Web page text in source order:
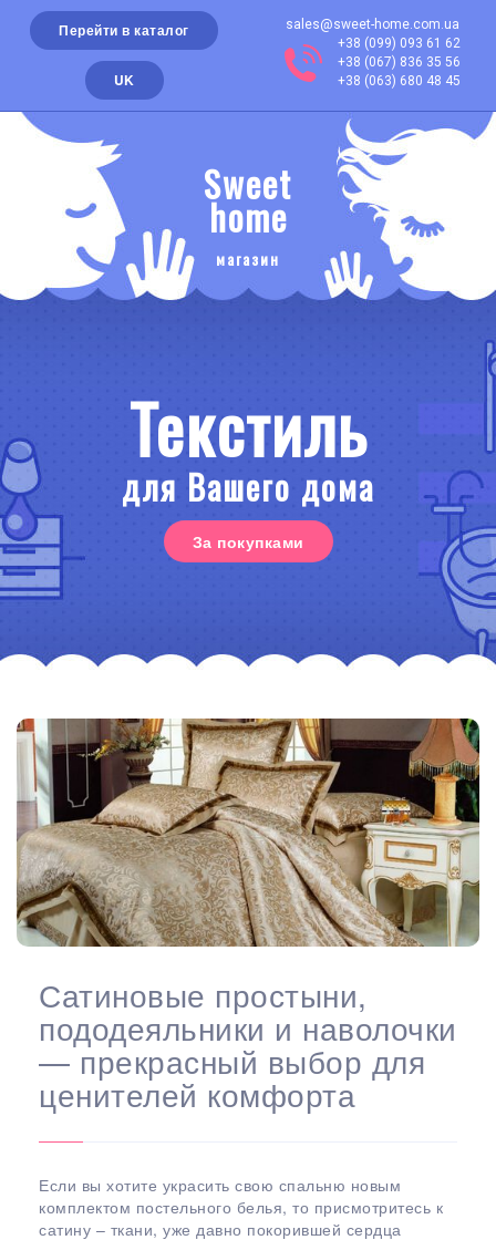
Перейти в каталог
UK
sales@sweet-home.com.ua
+38 (099) 093 61 62
+38 (067) 836 35 56
+38 (063) 680 48 45
Sweet
home
магазин
Текстиль
для Вашего дома
За покупками
Сатиновые простыни,
пододеяльники и наволочки
— прекрасный выбор для
ценителей комфорта
Если вы хотите украсить свою спальню новым
комплектом постельного белья, то присмотритесь к
сатину – ткани, уже давно покорившей сердца